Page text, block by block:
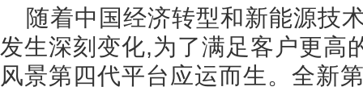
随着中国经济转型和新能源技
发生深刻变化,为了满足客户更高
风景第四代平台应运而生。全新